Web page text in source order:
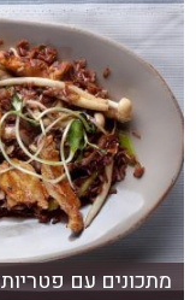
מתכונים עם פטריות